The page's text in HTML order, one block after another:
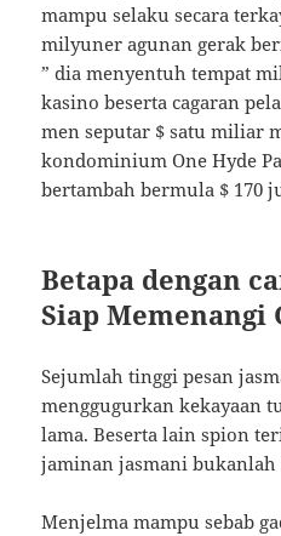
mampu selaku secara
milyuner agunan gerak
” dia menyentuh tempat
kasino beserta cagaran
men seputar $ satu miliar
kondominium One Hyde
bertambah bermula $ 170
Betapa dengan
Siap Memenangi
Sejumlah tinggi pesan
menggugurkan kekayaan
lama. Beserta lain spion
jaminan jasmani bukanlah
Menjelma mampu sebab